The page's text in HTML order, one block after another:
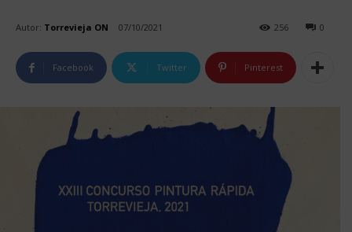
Autor: Torrevieja ON 07/10/2021 0
256
Facebook Twitter Pinterest